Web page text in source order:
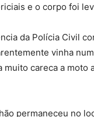
e o corpo foi
da Polícia Civil
vinha
muito careca a moto
permaneceu no